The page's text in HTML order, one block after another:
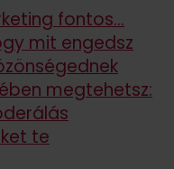
fontos…
mit engedsz
megtehetsz:
te